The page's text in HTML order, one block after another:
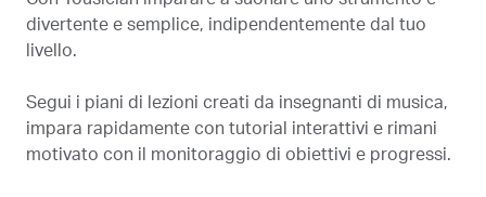
divertente e semplice, indipendentemente dal tuo
livello.
Segui i piani di lezioni creati da insegnanti di musica,
impara rapidamente con tutorial interattivi e rimani
motivato con il monitoraggio di obiettivi e progressi.